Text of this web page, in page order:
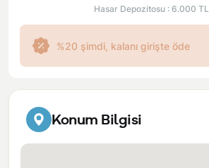
Konum Bilgisi
Hasar Depozitosu : 6.000 TL
%20 şimdi, kalanı girişte öde